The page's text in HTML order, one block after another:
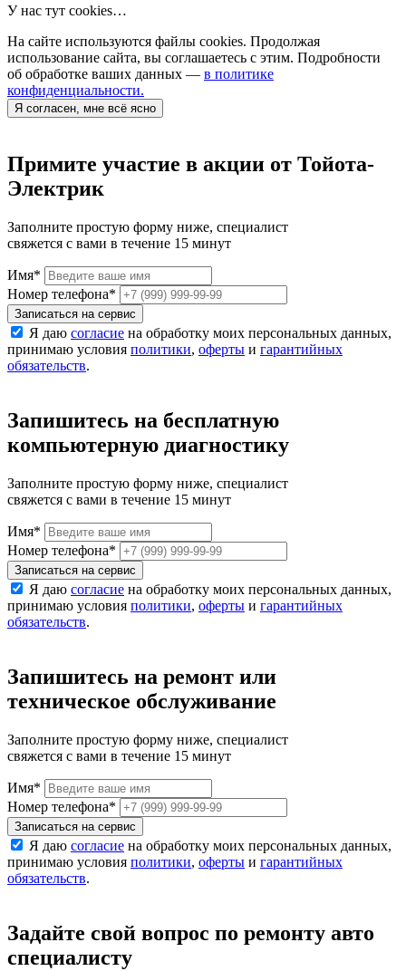
У нас тут cookies…
На сайте используются файлы cookies. Продолжая
использование сайта, вы соглашаетесь с этим. Подробности
об обработке ваших данных — в политике
конфиденциальности.
Я согласен, мне всё ясно
Примите участие в акции от Тойота-
Электрик
Заполните простую форму ниже, специалист
свяжется с вами в течение 15 минут
Имя*
Номер телефона*
Записаться на сервис
Я даю согласие на обработку моих персональных данных,
принимаю условия политики, оферты и гарантийных
обязательств.
Запишитесь на бесплатную
компьютерную диагностику
Заполните простую форму ниже, специалист
свяжется с вами в течение 15 минут
Имя*
Номер телефона*
Записаться на сервис
Я даю согласие на обработку моих персональных данных,
принимаю условия политики, оферты и гарантийных
обязательств.
Запишитесь на ремонт или
техническое обслуживание
Заполните простую форму ниже, специалист
свяжется с вами в течение 15 минут
Имя*
Номер телефона*
Записаться на сервис
Я даю согласие на обработку моих персональных данных,
принимаю условия политики, оферты и гарантийных
обязательств.
Задайте свой вопрос по ремонту авто
специалисту